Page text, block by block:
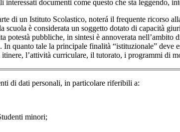
documenti come questo che sta leggendo,
di un Istituto Scolastico, noterá il frequente ricorso
è considerata un soggetto dotato di capacità
potestà pubbliche, in sintesi è annoverata
quanto tale la principale finalità “istituzionale” deve
l’attività curriculare, il tutorato, i programmi di
di dati personali, in particolare riferibili a:
minori;